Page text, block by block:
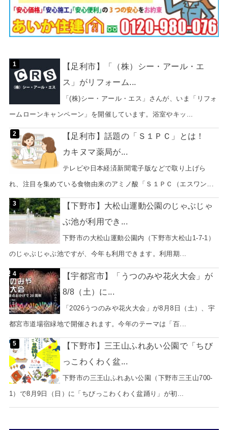
【足利市】「（株）シー・アール・エ
ス」がリフォーム...
「(株)シー・アール・エス」さんが、いま「リフォ
ームローンキャンペーン」を開催しています。浴室やキッ...
【足利市】話題の「Ｓ１ＰＣ」とは！
カキヌマ薬局が...
テレビや日本経済新聞電子版などで取り上げら
れ、注目を集めている食物由来のアミノ酸「Ｓ１ＰＣ（エスワン...
【下野市】大松山運動公園のじゃぶじゃ
ぶ池が利用でき...
下野市の大松山運動公園内（下野市大松山1-7-1）
のじゃぶじゃぶ池ですが、今年も利用できます。利用期...
【宇都宮市】「うつのみや花火大会」が
8/8（土）に...
「2026うつのみや花火大会」が8月8日（土）、宇
都宮市道場宿緑地で開催されます。今年のテーマは「百...
【下野市】三王山ふれあい公園で「ちび
っこわくわく盆...
下野市の三王山ふれあい公園（下野市三王山700-
1）で8月9日（日）に「ちびっこわくわく盆踊り」が初...